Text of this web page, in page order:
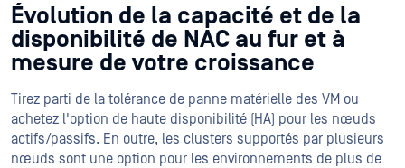
Évolution de la capacité et de la
disponibilité de NAC au fur et à
mesure de votre croissance
Tirez parti de la tolérance de panne matérielle des VM ou
achetez l'option de haute disponibilité (HA) pour les nœuds
actifs/passifs. En outre, les clusters supportés par plusieurs
nœuds sont une option pour les environnements de plus de